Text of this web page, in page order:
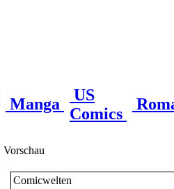
Manga
US
Comics
Vorschau
Comicwelten